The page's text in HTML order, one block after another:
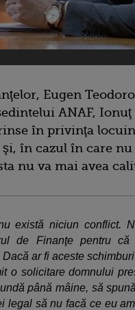
Eugen
ANAF,
în privinţa
în cazul în care
nu va mai avea
există niciun conflict.
de Finanţe pentru
ar fi aceste
o solicitare domnului
până mâine, să
legal să nu facă ce eu